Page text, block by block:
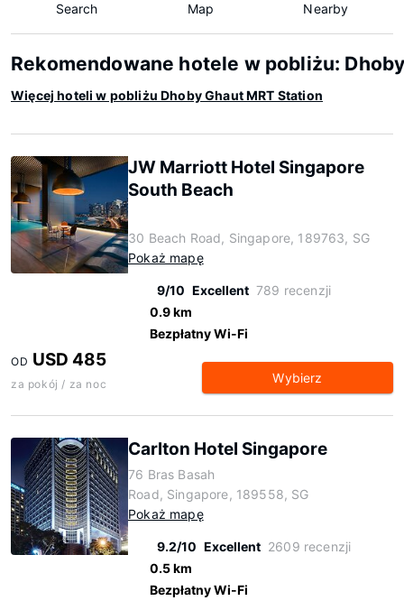
Search Map Nearby
Rekomendowane hotele w pobliżu:
Więcej hoteli w pobliżu Dhoby Ghaut MRT Station
JW Marriott Hotel Singapore
South Beach
30 Beach Road, Singapore, 189763, SG
Pokaż mapę
9/10 Excellent 789 recenzji
0.9 km
Bezpłatny Wi-Fi
OD USD 485
za pokój / za noc Wybierz
Carlton Hotel Singapore
76 Bras Basah
Road, Singapore, 189558, SG
Pokaż mapę
9.2/10 Excellent 2609 recenzji
0.5 km
Bezpłatny Wi-Fi